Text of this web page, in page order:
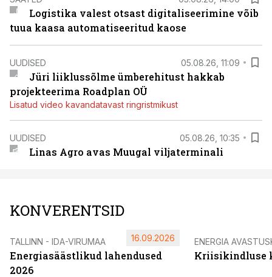
Logistika valest otsast digitaliseerimine võib
tuua kaasa automatiseeritud kaose
UUDISED 05.08.26, 11:09
Jüri liiklussõlme ümberehitust hakkab
projekteerima Roadplan OÜ
Lisatud video kavandatavast ringristmikust
UUDISED 05.08.26, 10:35
Linas Agro avas Muugal viljaterminali
KONVERENTSID
TALLINN - IDA-VIRUMAA
Energiasäästlikud lahendused
2026
16.09.2026 ENERGIA
Kriisikindluse